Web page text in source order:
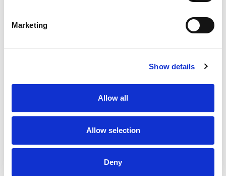
Marketing
Show details
Allow all
Allow selection
Deny
We praten snel over ‘lastige klassen’, maar wat
gebeurt er als je leerlingen zelf een stem geeft?